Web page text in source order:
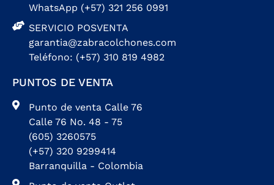
WhatsApp (+57) 321 256 0991
SERVICIO POSVENTA
garantia@zabracolchones.com
Teléfono: (+57) 310 819 4982
PUNTOS DE VENTA
Punto de venta Calle 76
Calle 76 No. 48 - 75
(605) 3260575
(+57) 320 9299414
Barranquilla - Colombia